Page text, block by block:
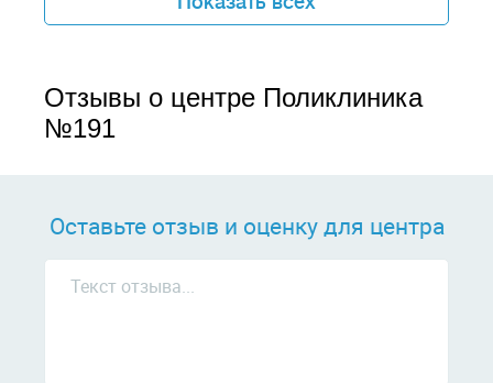
Отзывы о центре Поликлиника
№191
Оставьте отзыв и оценку для центра